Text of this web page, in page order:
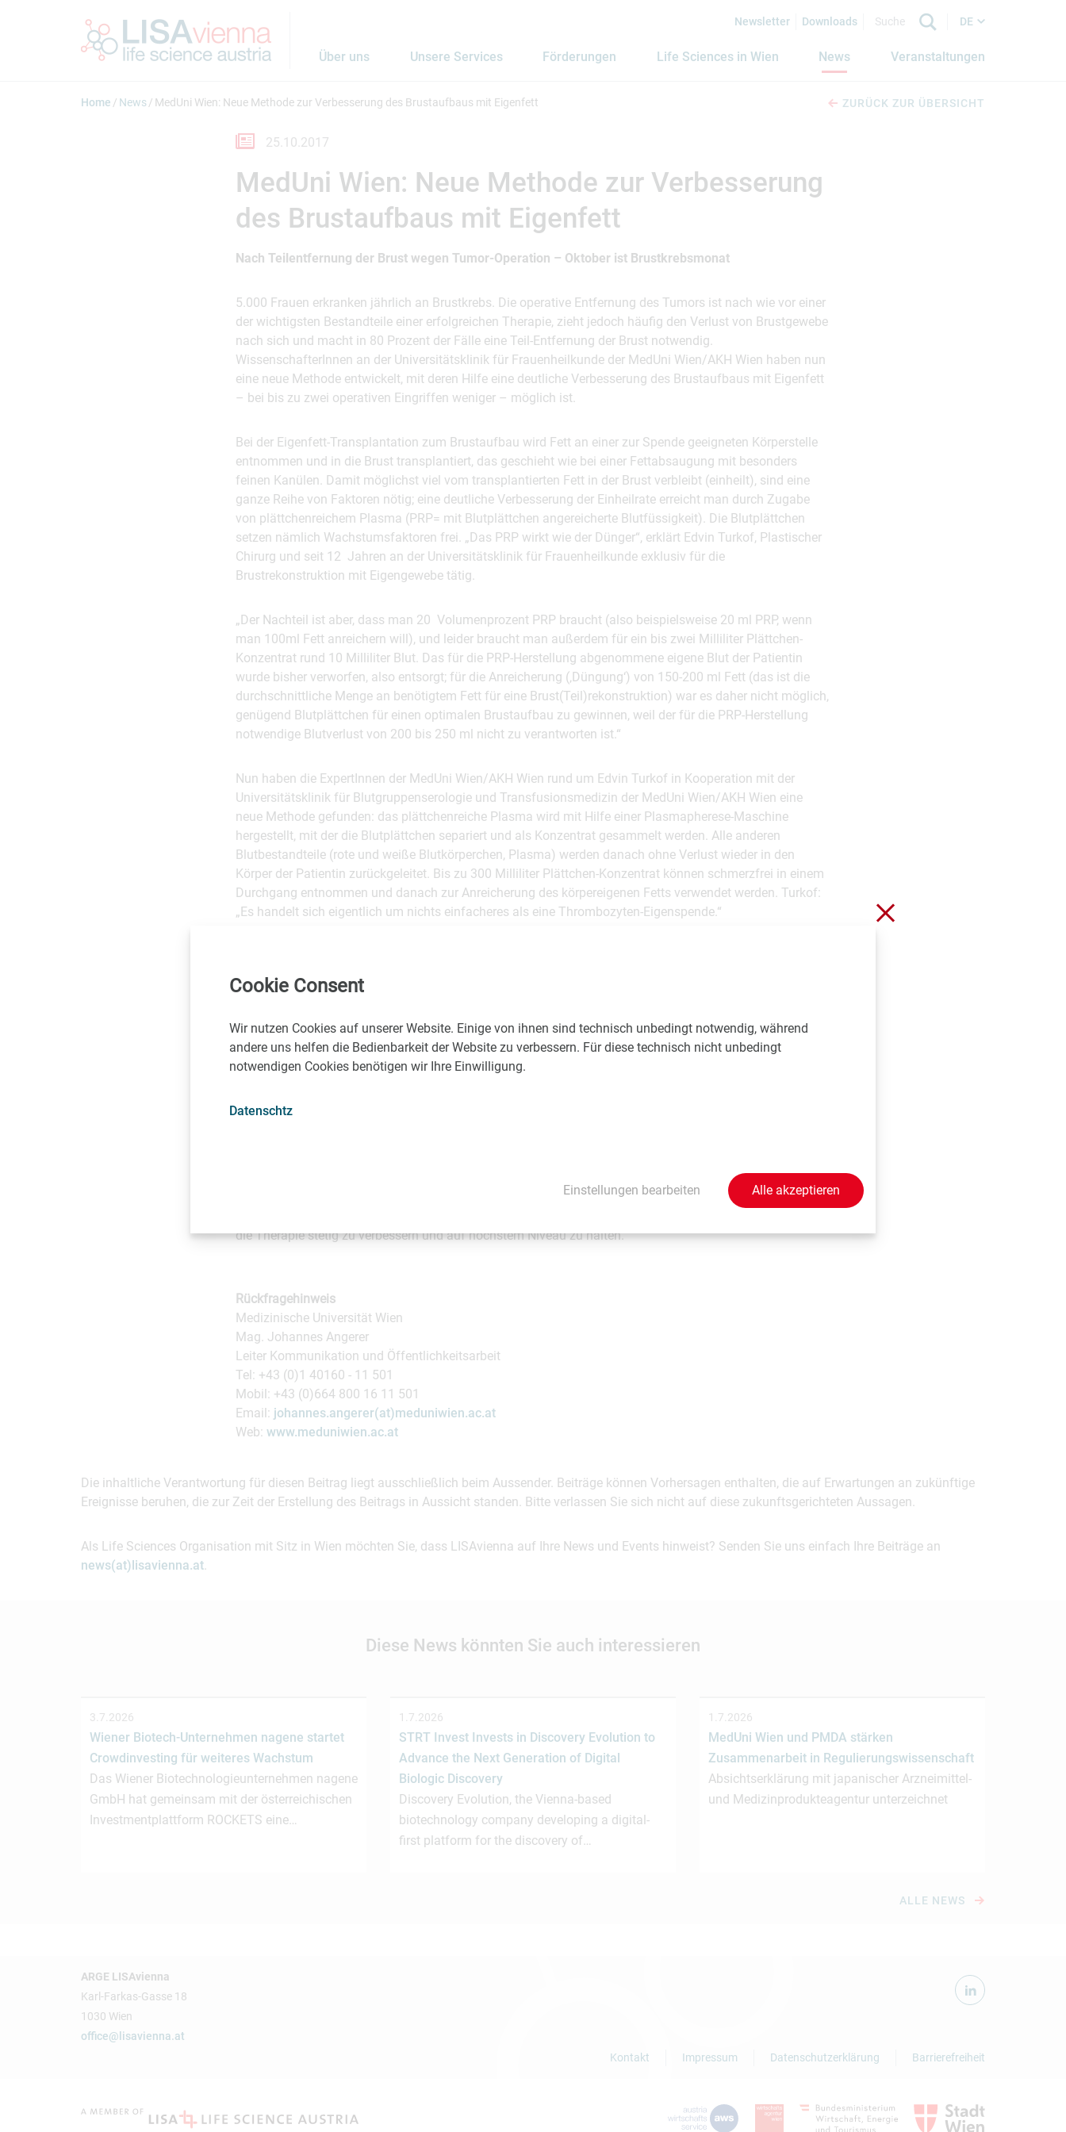
Newsletter Downloads DE
Über uns Unsere Services Förderungen Life Sciences in Wien News Veranstaltungen
Home News MedUni Wien: Neue Methode zur Verbesserung des Brustaufbaus mit Eigenfett ZURÜCK ZUR ÜBERSICHT
25.10.2017
MedUni Wien: Neue Methode zur Verbesserung
des Brustaufbaus mit Eigenfett
Nach Teilentfernung der Brust wegen Tumor-Operation – Oktober ist Brustkrebsmonat
5.000 Frauen erkranken jährlich an Brustkrebs. Die operative Entfernung des Tumors ist nach wie vor einer
der wichtigsten Bestandteile einer erfolgreichen Therapie, zieht jedoch häufig den Verlust von Brustgewebe
nach sich und macht in 80 Prozent der Fälle eine Teil-Entfernung der Brust notwendig.
WissenschafterInnen an der Universitätsklinik für Frauenheilkunde der MedUni Wien/AKH Wien haben nun
eine neue Methode entwickelt, mit deren Hilfe eine deutliche Verbesserung des Brustaufbaus mit Eigenfett
– bei bis zu zwei operativen Eingriffen weniger – möglich ist.
Bei der Eigenfett-Transplantation zum Brustaufbau wird Fett an einer zur Spende geeigneten Körperstelle
entnommen und in die Brust transplantiert, das geschieht wie bei einer Fettabsaugung mit besonders
feinen Kanülen. Damit möglichst viel vom transplantierten Fett in der Brust verbleibt (einheilt), sind eine
ganze Reihe von Faktoren nötig; eine deutliche Verbesserung der Einheilrate erreicht man durch Zugabe
von plättchenreichem Plasma (PRP= mit Blutplättchen angereicherte Blutfüssigkeit). Die Blutplättchen
setzen nämlich Wachstumsfaktoren frei. „Das PRP wirkt wie der Dünger“, erklärt Edvin Turkof, Plastischer
Chirurg und seit 12 Jahren an der Universitätsklinik für Frauenheilkunde exklusiv für die
Brustrekonstruktion mit Eigengewebe tätig.
„Der Nachteil ist aber, dass man 20 Volumenprozent PRP braucht (also beispielsweise 20 ml PRP, wenn
man 100ml Fett anreichern will), und leider braucht man außerdem für ein bis zwei Milliliter Plättchen-
Konzentrat rund 10 Milliliter Blut. Das für die PRP-Herstellung abgenommene eigene Blut der Patientin
wurde bisher verworfen, also entsorgt; für die Anreicherung (‚Düngung‘) von 150-200 ml Fett (das ist die
durchschnittliche Menge an benötigtem Fett für eine Brust(Teil)rekonstruktion) war es daher nicht möglich,
genügend Blutplättchen für einen optimalen Brustaufbau zu gewinnen, weil der für die PRP-Herstellung
notwendige Blutverlust von 200 bis 250 ml nicht zu verantworten ist.“
Nun haben die ExpertInnen der MedUni Wien/AKH Wien rund um Edvin Turkof in Kooperation mit der
Universitätsklinik für Blutgruppenserologie und Transfusionsmedizin der MedUni Wien/AKH Wien eine
neue Methode gefunden: das plättchenreiche Plasma wird mit Hilfe einer Plasmapherese-Maschine
hergestellt, mit der die Blutplättchen separiert und als Konzentrat gesammelt werden. Alle anderen
Blutbestandteile (rote und weiße Blutkörperchen, Plasma) werden danach ohne Verlust wieder in den
Körper der Patientin zurückgeleitet. Bis zu 300 Milliliter Plättchen-Konzentrat können schmerzfrei in einem
Durchgang entnommen und danach zur Anreicherung des körpereigenen Fetts verwendet werden. Turkof:
„Es handelt sich eigentlich um nichts einfacheres als eine Thrombozyten-Eigenspende.“
verwendet werden. Denn für einen Brustaufbau mit Eigenfett sind im Schnitt drei bis vier minimal-invasive,
rund 45-minütige Eingriffe nötig – auch das ist eine Verbesserung durch die neue Methode, die weniger
Weitere Information: AKH Wien, Brustgesundheitszentrum, 40400 -28010; Buchtipp:
www.brustrekonstruktion.at
Universitätsklinik für Frauenheilkunde der MedUni Wien und des Comprehensive Cancer Center Vienna, das
im Rahmen seines Brustgesundheitszentrums im AKH Wien neben der Versorgung von Betroffenen auch
die Therapie stetig zu verbessern und auf höchstem Niveau zu halten.
Rückfragehinweis
Medizinische Universität Wien
Mag. Johannes Angerer
Leiter Kommunikation und Öffentlichkeitsarbeit
Tel: +43 (0)1 40160 - 11 501
Mobil: +43 (0)664 800 16 11 501
Email: johannes.angerer(at)meduniwien.ac.at
Web: www.meduniwien.ac.at
Die inhaltliche Verantwortung für diesen Beitrag liegt ausschließlich beim Aussender. Beiträge können Vorhersagen enthalten, die auf Erwartungen an zukünftige
Ereignisse beruhen, die zur Zeit der Erstellung des Beitrags in Aussicht standen. Bitte verlassen Sie sich nicht auf diese zukunftsgerichteten Aussagen.
Als Life Sciences Organisation mit Sitz in Wien möchten Sie, dass LISAvienna auf Ihre News und Events hinweist? Senden Sie uns einfach Ihre Beiträge an
news(at)lisavienna.at.
Diese News könnten Sie auch interessieren
3.7.2026
Wiener Biotech-Unternehmen nagene startet
Crowdinvesting für weiteres Wachstum
Das Wiener Biotechnologieunternehmen nagene
GmbH hat gemeinsam mit der österreichischen
Investmentplattform ROCKETS eine…
1.7.2026
STRT Invest Invests in Discovery Evolution to
Advance the Next Generation of Digital
Biologic Discovery
Discovery Evolution, the Vienna-based
biotechnology company developing a digital-
first platform for the discovery of…
1.7.2026
MedUni Wien und PMDA stärken
Zusammenarbeit in Regulierungswissenschaft
Absichtserklärung mit japanischer Arzneimittel-
und Medizinprodukteagentur unterzeichnet
ALLE NEWS
ARGE LISAvienna
Karl-Farkas-Gasse 18
1030 Wien
office@lisavienna.at
Kontakt
Impressum Datenschutzerklärung Barrierefreiheit
Schließen ohne zu
Cookie Consent
Wir nutzen Cookies auf unserer Website. Einige von ihnen sind technisch unbedingt notwendig, während
andere uns helfen die Bedienbarkeit der Website zu verbessern. Für diese technisch nicht unbedingt
notwendigen Cookies benötigen wir Ihre Einwilligung.
Datenschtz
Einstellungen bearbeiten Alle akzeptieren